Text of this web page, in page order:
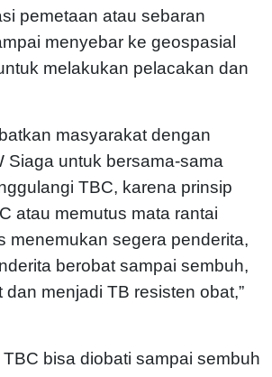
pemetaan atau sebaran
menyebar ke geospasial
melakukan pelacakan dan
masyarakat dengan
Siaga untuk bersama-sama
TBC, karena prinsip
atau memutus mata rantai
menemukan segera penderita,
berobat sampai sembuh,
menjadi TB resisten obat,”
bisa diobati sampai sembuh